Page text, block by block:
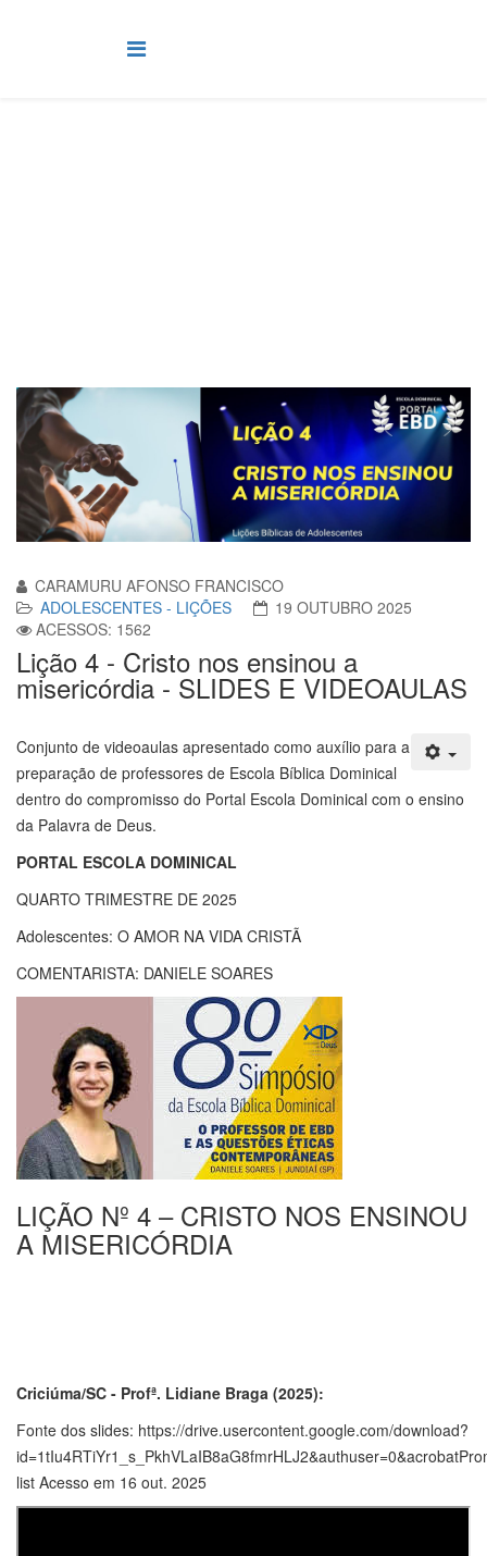
CARAMURU AFONSO FRANCISCO
ADOLESCENTES - LIÇÕES
19 OUTUBRO 2025
ACESSOS: 1562
Lição 4 - Cristo nos ensinou a
misericórdia - SLIDES E VIDEOAULAS
Conjunto de videoaulas apresentado como auxílio para a
preparação de professores de Escola Bíblica Dominical
dentro do compromisso do Portal Escola Dominical com o ensino
da Palavra de Deus.
PORTAL ESCOLA DOMINICAL
QUARTO TRIMESTRE DE 2025
Adolescentes: O AMOR NA VIDA CRISTÃ
COMENTARISTA: DANIELE SOARES
LIÇÃO Nº 4 – CRISTO NOS ENSINOU
A MISERICÓRDIA
Criciúma/SC - Profª. Lidiane Braga (2025):
Fonte dos slides: https://drive.usercontent.google.com/download?
list Acesso em 16 out. 2025